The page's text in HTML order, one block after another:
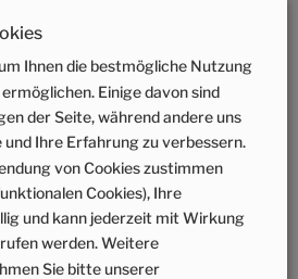
Ihnen die bestmögliche Nutzung
Einige davon sind
der Seite, während andere uns
und Ihre Erfahrung zu verbessern.
von Cookies zustimmen
Cookies), Ihre
und kann jederzeit mit Wirkung
werden. Weitere
Sie bitte unserer